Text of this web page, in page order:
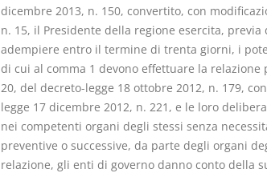
dicembre 2013, n. 150, convertito, con
n. 15, il Presidente della regione esercita,
adempiere entro il termine di trenta giorni, i
di cui al comma 1 devono effettuare la
20, del decreto-legge 18 ottobre 2012, n. 179,
legge 17 dicembre 2012, n. 221, e le loro
nei competenti organi degli stessi senza
preventive o successive, da parte degli organi
relazione, gli enti di governo danno conto della